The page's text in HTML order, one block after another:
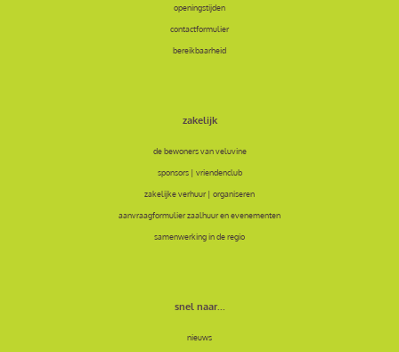
openingstijden
contactformulier
bereikbaarheid
zakelijk
de bewoners van veluvine
sponsors | vriendenclub
zakelijke verhuur | organiseren
aanvraagformulier zaalhuur en evenementen
samenwerking in de regio
snel naar...
nieuws